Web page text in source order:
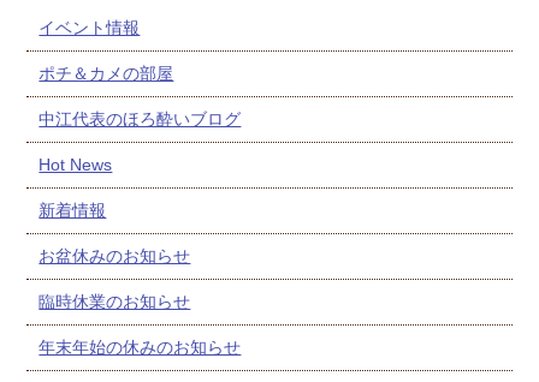
イベント情報
ポチ＆カメの部屋
中江代表のほろ酔いブログ
Hot News
新着情報
お盆休みのお知らせ
臨時休業のお知らせ
年末年始の休みのお知らせ